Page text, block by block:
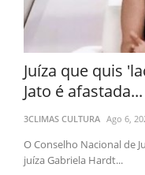
Juíza que quis
Jato é afastada...
3CLIMAS CULTURA Ago 6,
O Conselho Nacional de
juíza Gabriela Hardt...